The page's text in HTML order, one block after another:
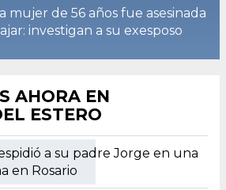
mujer de 56 años fue asesinada
investigan a su exesposo
AHORA EN
ESTERO
a su padre Jorge en una
en Rosario